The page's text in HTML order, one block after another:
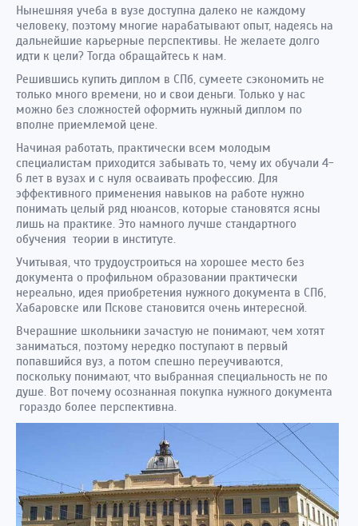
Нынешняя учеба в вузе доступна далеко не каждому
человеку, поэтому многие нарабатывают опыт, надеясь на
дальнейшие карьерные перспективы. Не желаете долго
идти к цели? Тогда обращайтесь к нам.
Решившись купить диплом в СПб, сумеете сэкономить не
только много времени, но и свои деньги. Только у нас
можно без сложностей оформить нужный диплом по
вполне приемлемой цене.
Начиная работать, практически всем молодым
специалистам приходится забывать то, чему их обучали 4-
6 лет в вузах и с нуля осваивать профессию. Для
эффективного применения навыков на работе нужно
понимать целый ряд нюансов, которые становятся ясны
лишь на практике. Это намного лучше стандартного
обучения теории в институте.
Учитывая, что трудоустроиться на хорошее место без
документа о профильном образовании практически
нереально, идея приобретения нужного документа в СПб,
Хабаровске или Пскове становится очень интересной.
Вчерашние школьники зачастую не понимают, чем хотят
заниматься, поэтому нередко поступают в первый
попавшийся вуз, а потом спешно переучиваются,
поскольку понимают, что выбранная специальность не по
душе. Вот почему осознанная покупка нужного документа
гораздо более перспективна.